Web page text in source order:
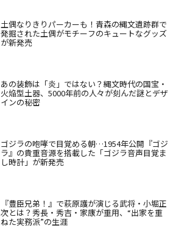
土偶なりきりパーカーも！青森の縄文遺跡群で
発掘された土偶がモチーフのキュートなグッズ
が新発売
あの装飾は「炎」ではない？縄文時代の国宝・
火焔型土器、5000年前の人々が刻んだ謎とデザ
インの秘密
ゴジラの咆哮で目覚める朝…1954年公開『ゴジ
ラ』の貴重音源を搭載した「ゴジラ音声目覚ま
し時計」が新発売
『豊臣兄弟！』で萩原護が演じる武将・小堀正
次とは？秀長・秀吉・家康が重用、“出家を重
ねた実務派”の生涯